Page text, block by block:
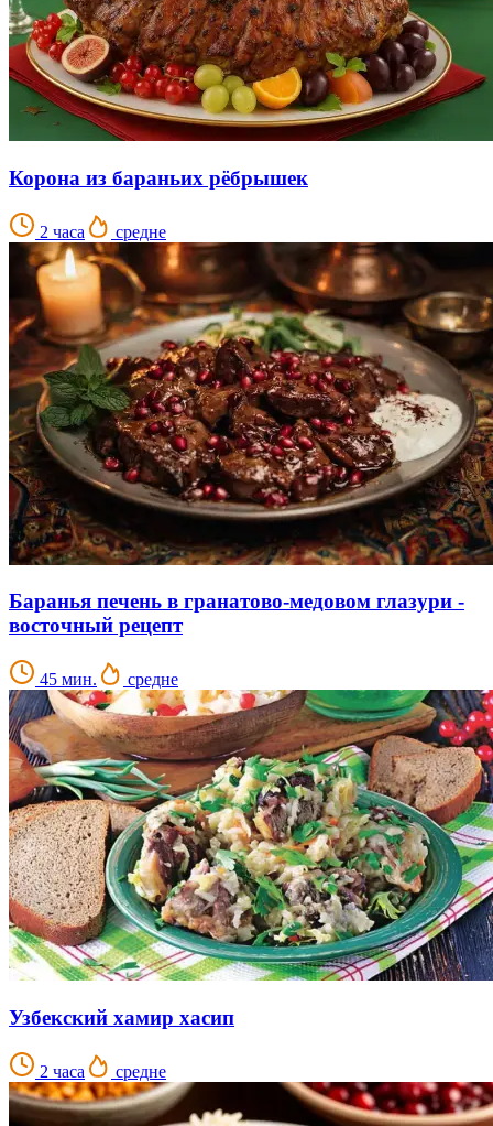
Корона из бараньих рёбрышек
2 часа средне
Баранья печень в гранатово-медовом глазури -
восточный рецепт
45 мин. средне
Узбекский хамир хасип
2 часа средне